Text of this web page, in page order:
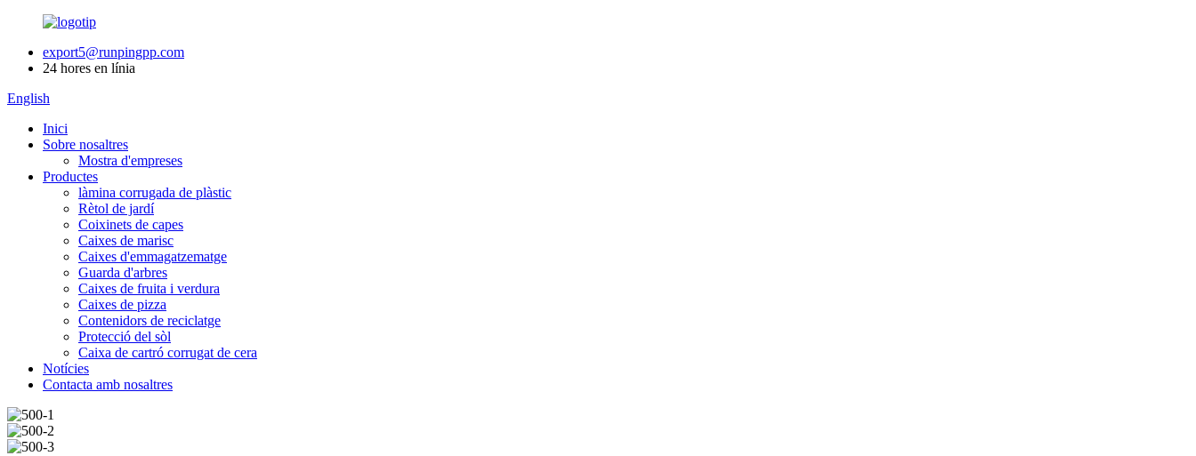
export5@runpingpp.com
24 hores en línia
English
Inici
Sobre nosaltres
Mostra d'empreses
Productes
làmina corrugada de plàstic
Rètol de jardí
Coixinets de capes
Caixes de marisc
Caixes d'emmagatzematge
Guarda d'arbres
Caixes de fruita i verdura
Caixes de pizza
Contenidors de reciclatge
Protecció del sòl
Caixa de cartró corrugat de cera
Notícies
Contacta amb nosaltres